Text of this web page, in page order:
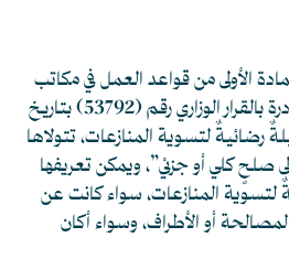
الأولى من قواعد العمل في مكاتب
المصالحة، وإجراءاته الصادرة بالقرار الوزاري رقم (53792) بتاريخ
“وسيلةٌ رضائيةٌ لتسوية المنازعات، تتولاها
كلي أو جزئي”، ويمكن تعريفها
لتسوية المنازعات، سواء كانت عن
أو الأطراف، وسواء أكان